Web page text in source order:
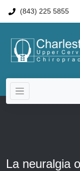
(843) 225 5855
La neuralgia